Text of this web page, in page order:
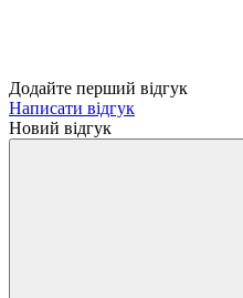
Додайте перший відгук
Написати відгук
Новий відгук